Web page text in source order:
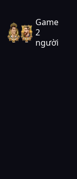
Game
2
người